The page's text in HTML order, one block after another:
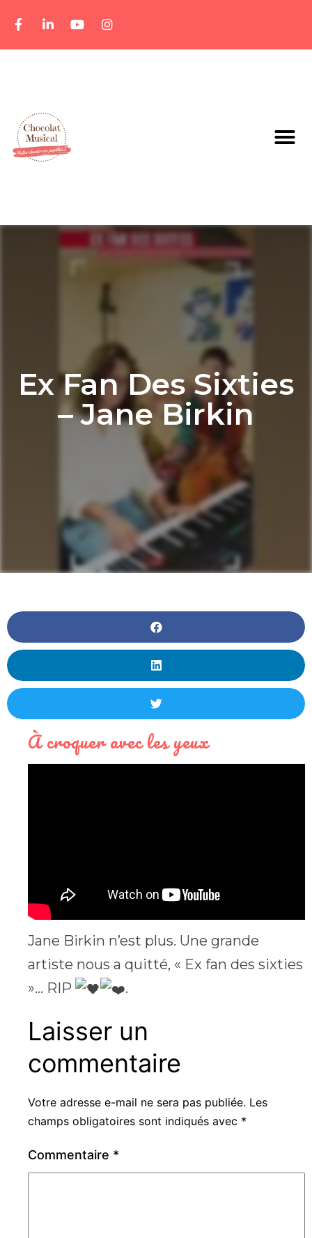
Ex Fan Des Sixties
– Jane Birkin
À croquer avec les yeux
Jane Birkin n’est plus. Une grande
artiste nous a quitté, « Ex fan des sixties
»… RIP
.
Laisser un
commentaire
Votre adresse e-mail ne sera pas publiée. Les
champs obligatoires sont indiqués avec *
Commentaire *